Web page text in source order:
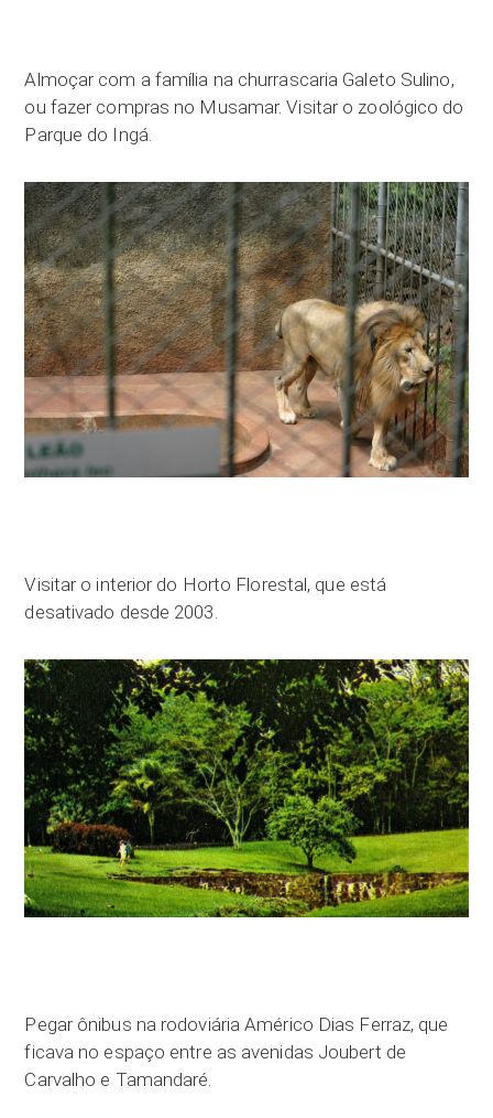
Almoçar com a família na churrascaria Galeto Sulino,
ou fazer compras no Musamar. Visitar o zoológico do
Parque do Ingá.
Visitar o interior do Horto Florestal, que está
desativado desde 2003.
Pegar ônibus na rodoviária Américo Dias Ferraz, que
ficava no espaço entre as avenidas Joubert de
Carvalho e Tamandaré.